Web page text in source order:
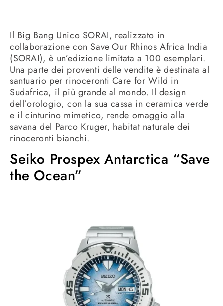
Il Big Bang Unico SORAI, realizzato in
collaborazione con Save Our Rhinos Africa India
(SORAI), è un’edizione limitata a 100 esemplari.
Una parte dei proventi delle vendite è destinata al
santuario per rinoceronti Care for Wild in
Sudafrica, il più grande al mondo. Il design
dell’orologio, con la sua cassa in ceramica verde
e il cinturino mimetico, rende omaggio alla
savana del Parco Kruger, habitat naturale dei
rinoceronti bianchi.
Seiko Prospex Antarctica “Save
the Ocean”